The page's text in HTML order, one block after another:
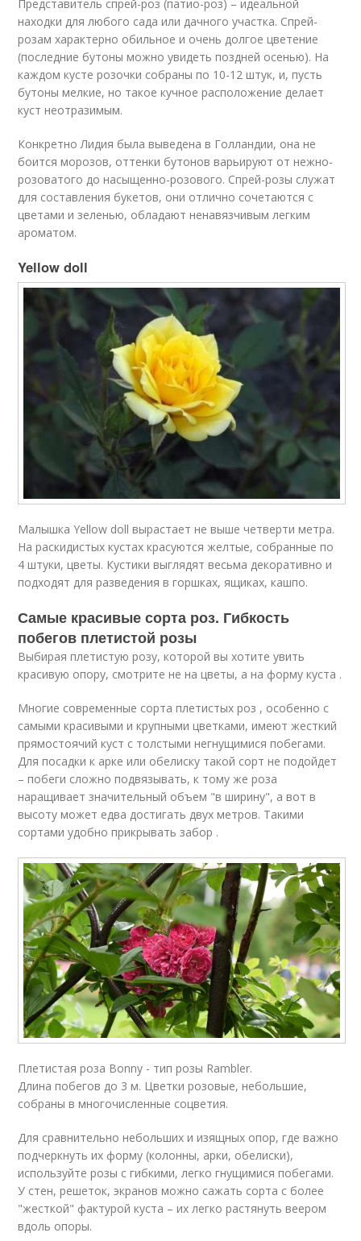
Представитель спрей-роз (патио-роз) – идеальной
находки для любого сада или дачного участка. Спрей-
розам характерно обильное и очень долгое цветение
(последние бутоны можно увидеть поздней осенью). На
каждом кусте розочки собраны по 10-12 штук, и, пусть
бутоны мелкие, но такое кучное расположение делает
куст неотразимым.
Конкретно Лидия была выведена в Голландии, она не
боится морозов, оттенки бутонов варьируют от нежно-
розоватого до насыщенно-розового. Спрей-розы служат
для составления букетов, они отлично сочетаются с
цветами и зеленью, обладают ненавязчивым легким
ароматом.
Yellow doll
Малышка Yellow doll вырастает не выше четверти метра.
На раскидистых кустах красуются желтые, собранные по
4 штуки, цветы. Кустики выглядят весьма декоративно и
подходят для разведения в горшках, ящиках, кашпо.
Самые красивые сорта роз. Гибкость
побегов плетистой розы
Выбирая плетистую розу, которой вы хотите увить
красивую опору, смотрите не на цветы, а на форму куста .
Многие современные сорта плетистых роз , особенно с
самыми красивыми и крупными цветками, имеют жесткий
прямостоячий куст с толстыми негнущимися побегами.
Для посадки к арке или обелиску такой сорт не подойдет
– побеги сложно подвязывать, к тому же роза
наращивает значительный объем "в ширину", а вот в
высоту может едва достигать двух метров. Такими
сортами удобно прикрывать забор .
Плетистая роза Bonny - тип розы Rambler.
Длина побегов до 3 м. Цветки розовые, небольшие,
собраны в многочисленные соцветия.
Для сравнительно небольших и изящных опор, где важно
подчеркнуть их форму (колонны, арки, обелиски),
используйте розы с гибкими, легко гнущимися побегами.
У стен, решеток, экранов можно сажать сорта с более
"жесткой" фактурой куста – их легко растянуть веером
вдоль опоры.